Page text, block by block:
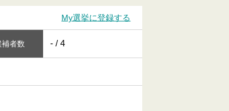
My選挙に登録する
者数 - / 4